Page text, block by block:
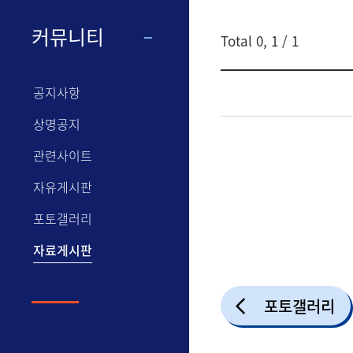
커뮤니티
공지사항
상명공지
관련사이트
자유게시판
포토갤러리
자료게시판
Total 0, 1 / 1
포토갤러리